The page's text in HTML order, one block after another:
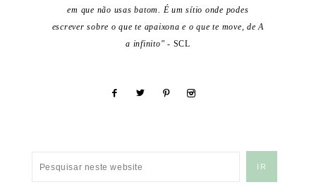
em que não usas batom. É um sítio onde podes
escrever sobre o que te apaixona e o que te move, de A
a infinito"- SCL